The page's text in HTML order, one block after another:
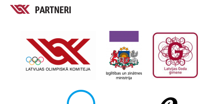
PARTNERI